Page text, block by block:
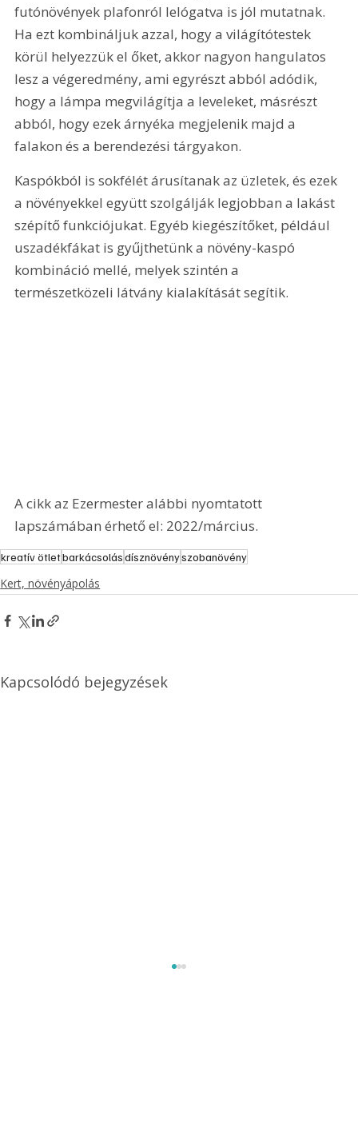
futónövények plafonról lelógatva is jól mutatnak.
Ha ezt kombináljuk azzal, hogy a világítótestek
körül helyezzük el őket, akkor nagyon hangulatos
lesz a végeredmény, ami egyrészt abból adódik,
hogy a lámpa megvilágítja a leveleket, másrészt
abból, hogy ezek árnyéka megjelenik majd a
falakon és a berendezési tárgyakon.
Kaspókból is sokfélét árusítanak az üzletek, és ezek
a növényekkel együtt szolgálják legjobban a lakást
szépítő funkciójukat. Egyéb kiegészítőket, például
uszadékfákat is gyűjthetünk a növény-kaspó
kombináció mellé, melyek szintén a
természetközeli látvány kialakítását segítik.
A cikk az Ezermester alábbi nyomtatott
lapszámában érhető el: 2022/március.
kreatív ötletbarkácsolásdísznövényszobanövény
Kert, növényápolás
Kapcsolódó bejegyzések